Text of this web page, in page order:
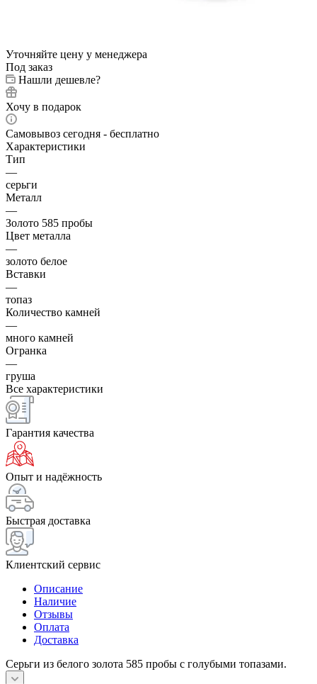
Уточняйте цену у менеджера
Под заказ
Нашли дешевле?
Хочу в подарок
Самовывоз сегодня - бесплатно
Характеристики
Тип
—
серьги
Металл
—
Золото 585 пробы
Цвет металла
—
золото белое
Вставки
—
топаз
Количество камней
—
много камней
Огранка
—
груша
Все характеристики
Гарантия качества
Опыт и надёжность
Быстрая доставка
Клиентский сервис
Описание
Наличие
Отзывы
Оплата
Доставка
Серьги из белого золота 585 пробы с голубыми топазами.